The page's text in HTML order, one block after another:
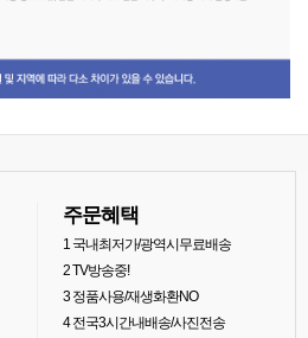
주문혜택
1 국내최저가/광역시무료배송
2TV방송중!
3정품사용/재생화환NO
4전국3시간내배송/사진전송